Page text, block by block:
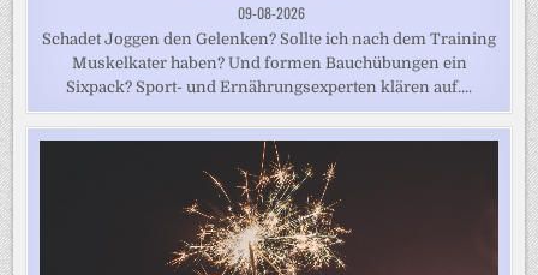
09-08-2026
Schadet Joggen den Gelenken? Sollte ich nach dem Training
Muskelkater haben? Und formen Bauchübungen ein
Sixpack? Sport- und Ernährungsexperten klären auf....